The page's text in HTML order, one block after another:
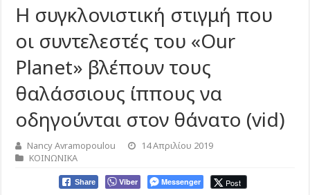
Η συγκλονιστική στιγμή που
οι συντελεστές του «Our
Planet» βλέπουν τους
θαλάσσιους ίππους να
οδηγούνται στον θάνατο (vid)
Nancy Avramopoulou
14 Απριλίου 2019
ΚΟΙΝΩΝΙΚΑ
Share Viber Messenger Post